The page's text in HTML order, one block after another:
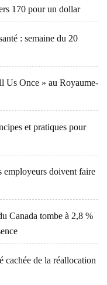
170 pour un dollar
: semaine du 20
Us Once » au Royaume-
et pratiques pour
employeurs doivent faire
Canada tombe à 2,8 %
cachée de la réallocation